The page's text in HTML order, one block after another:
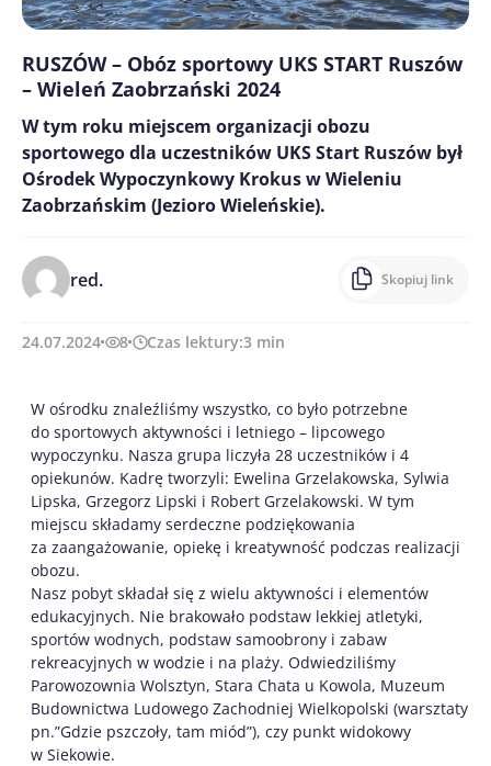
RUSZÓW – Obóz sportowy UKS START Ruszów
– Wieleń Zaobrzański 2024
W tym roku miejscem organizacji obozu
sportowego dla uczestników UKS Start Ruszów był
Ośrodek Wypoczynkowy Krokus w Wieleniu
Zaobrzańskim (Jezioro Wieleńskie).
red. Skopiuj link
24.07.2024 8 Czas lektury:3 min
W ośrodku znaleźliśmy wszystko, co było potrzebne
do sportowych aktywności i letniego – lipcowego
wypoczynku. Nasza grupa liczyła 28 uczestników i 4
opiekunów. Kadrę tworzyli: Ewelina Grzelakowska, Sylwia
Lipska, Grzegorz Lipski i Robert Grzelakowski. W tym
miejscu składamy serdeczne podziękowania
za zaangażowanie, opiekę i kreatywność podczas realizacji
obozu.
Nasz pobyt składał się z wielu aktywności i elementów
edukacyjnych. Nie brakowało podstaw lekkiej atletyki,
sportów wodnych, podstaw samoobrony i zabaw
rekreacyjnych w wodzie i na plaży. Odwiedziliśmy
Parowozownia Wolsztyn, Stara Chata u Kowola, Muzeum
Budownictwa Ludowego Zachodniej Wielkopolski (warsztaty
pn.”Gdzie pszczoły, tam miód”), czy punkt widokowy
w Siekowie.